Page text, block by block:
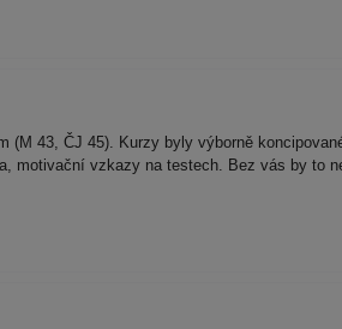
(M 43, ČJ 45). Kurzy byly výborně
motivační vzkazy na testech. Bez vás by to